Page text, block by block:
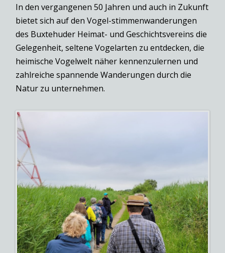
In den vergangenen 50 Jahren und auch in Zukunft
bietet sich auf den Vogel-stimmenwanderungen
des Buxtehuder Heimat- und Geschichtsvereins die
Gelegenheit, seltene Vogelarten zu entdecken, die
heimische Vogelwelt näher kennenzulernen und
zahlreiche spannende Wanderungen durch die
Natur zu unternehmen.